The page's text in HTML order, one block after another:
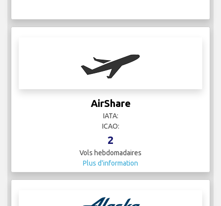
AirShare
IATA:
ICAO:
2
Vols hebdomadaires
Plus d'information